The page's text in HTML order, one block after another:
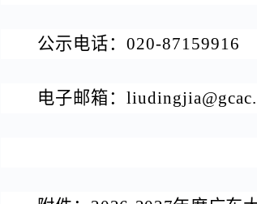
公示电话：020-87159916
电子邮箱：